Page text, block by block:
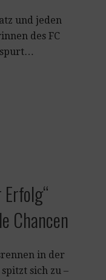
und jeden
des FC
Chancen
in der
sich zu –